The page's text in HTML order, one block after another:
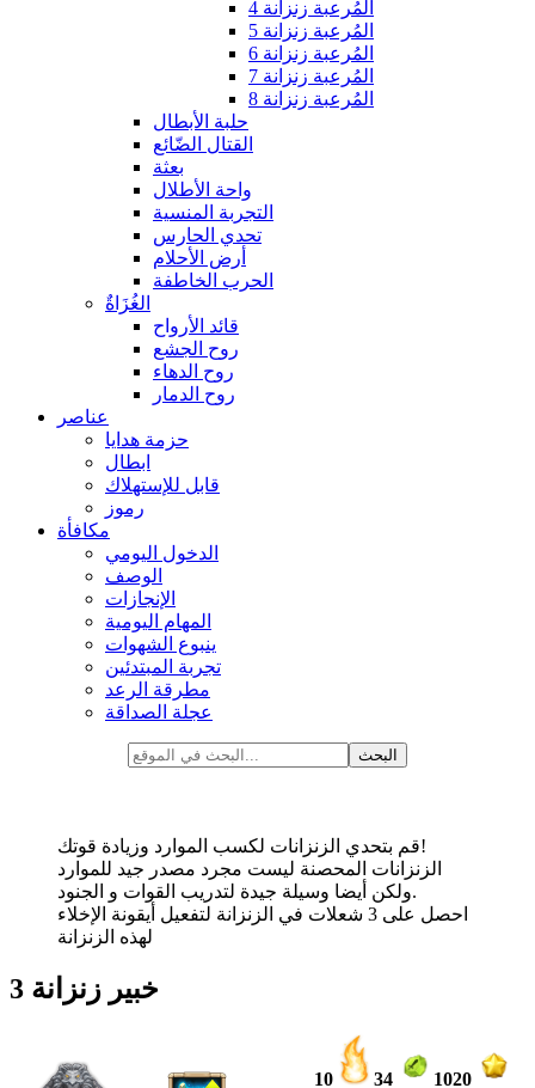
المُرعبة زنزانة 4
المُرعبة زنزانة 5
المُرعبة زنزانة 6
المُرعبة زنزانة 7
المُرعبة زنزانة 8
حلبة الأبطال
القتال الضّائع
بعثة
واحة الأطلال
التجربة المنسية
تحدي الحارس
أرض الأحلام
الحرب الخاطفة
الغُزَاةٌ
قائد الأرواح
روح الجشع
روح الدهاء
روح الدمار
عناصر
حزمة هدايا
ابطال
قابل للإستهلاك
رموز
مكافأة
الدخول اليومي
الوصف
الإنجازات
المهام اليومية
ينبوع الشهوات
تجربة المبتدئين
مطرقة الرعد
عجلة الصداقة
قم بتحدي الزنزانات لكسب الموارد وزيادة قوتك!
الزنزانات المحصنة ليست مجرد مصدر جيد للموارد
ولكن أيضا وسيلة جيدة لتدريب القوات و الجنود.
احصل على 3 شعلات في الزنزانة لتفعيل أيقونة الإخلاء
لهذه الزنزانة
خبير زنزانة 3
10 34 1020